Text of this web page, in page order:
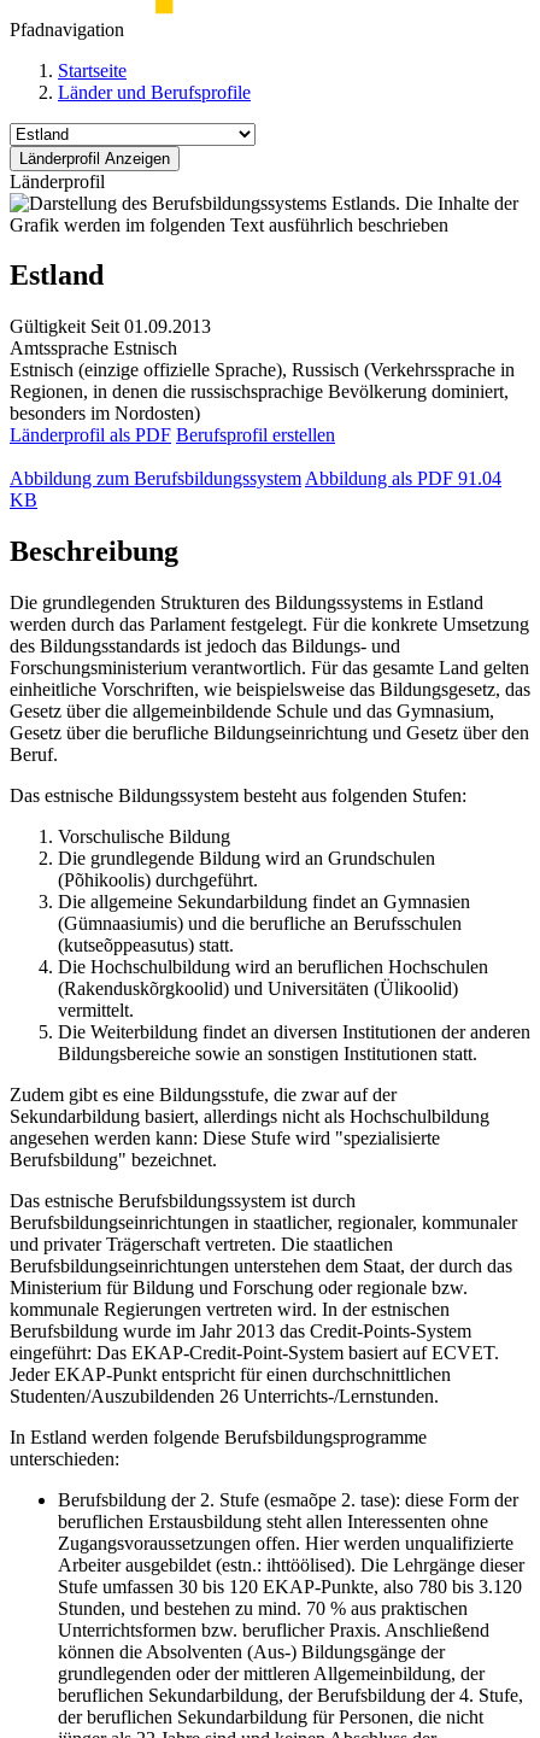
Pfadnavigation
Startseite
Länder und Berufsprofile
Länderprofil
Estland
Gültigkeit Seit 01.09.2013
Amtssprache Estnisch
Estnisch (einzige offizielle Sprache), Russisch (Verkehrssprache in
Regionen, in denen die russischsprachige Bevölkerung dominiert,
besonders im Nordosten)
Länderprofil als PDF Berufsprofil erstellen
Abbildung zum Berufsbildungssystem Abbildung als PDF 91.04
KB
Beschreibung
Die grundlegenden Strukturen des Bildungssystems in Estland
werden durch das Parlament festgelegt. Für die konkrete Umsetzung
des Bildungsstandards ist jedoch das Bildungs- und
Forschungsministerium verantwortlich. Für das gesamte Land gelten
einheitliche Vorschriften, wie beispielsweise das Bildungsgesetz, das
Gesetz über die allgemeinbildende Schule und das Gymnasium,
Gesetz über die berufliche Bildungseinrichtung und Gesetz über den
Beruf.
Das estnische Bildungssystem besteht aus folgenden Stufen:
Vorschulische Bildung
Die grundlegende Bildung wird an Grundschulen
(Põhikoolis) durchgeführt.
Die allgemeine Sekundarbildung findet an Gymnasien
(Gümnaasiumis) und die berufliche an Berufsschulen
(kutseõppeasutus) statt.
Die Hochschulbildung wird an beruflichen Hochschulen
(Rakenduskõrgkoolid) und Universitäten (Ülikoolid)
vermittelt.
Die Weiterbildung findet an diversen Institutionen der anderen
Bildungsbereiche sowie an sonstigen Institutionen statt.
Zudem gibt es eine Bildungsstufe, die zwar auf der
Sekundarbildung basiert, allerdings nicht als Hochschulbildung
angesehen werden kann: Diese Stufe wird "spezialisierte
Berufsbildung" bezeichnet.
Das estnische Berufsbildungssystem ist durch
Berufsbildungseinrichtungen in staatlicher, regionaler, kommunaler
und privater Trägerschaft vertreten. Die staatlichen
Berufsbildungseinrichtungen unterstehen dem Staat, der durch das
Ministerium für Bildung und Forschung oder regionale bzw.
kommunale Regierungen vertreten wird. In der estnischen
Berufsbildung wurde im Jahr 2013 das Credit-Points-System
eingeführt: Das EKAP-Credit-Point-System basiert auf ECVET.
Jeder EKAP-Punkt entspricht für einen durchschnittlichen
Studenten/Auszubildenden 26 Unterrichts-/Lernstunden.
In Estland werden folgende Berufsbildungsprogramme
unterschieden:
Berufsbildung der 2. Stufe (esmaõpe 2. tase): diese Form der
beruflichen Erstausbildung steht allen Interessenten ohne
Zugangsvoraussetzungen offen. Hier werden unqualifizierte
Arbeiter ausgebildet (estn.: ihttöölised). Die Lehrgänge dieser
Stufe umfassen 30 bis 120 EKAP-Punkte, also 780 bis 3.120
Stunden, und bestehen zu mind. 70 % aus praktischen
Unterrichtsformen bzw. beruflicher Praxis. Anschließend
können die Absolventen (Aus-) Bildungsgänge der
grundlegenden oder der mittleren Allgemeinbildung, der
beruflichen Sekundarbildung, der Berufsbildung der 4. Stufe,
der beruflichen Sekundarbildung für Personen, die nicht